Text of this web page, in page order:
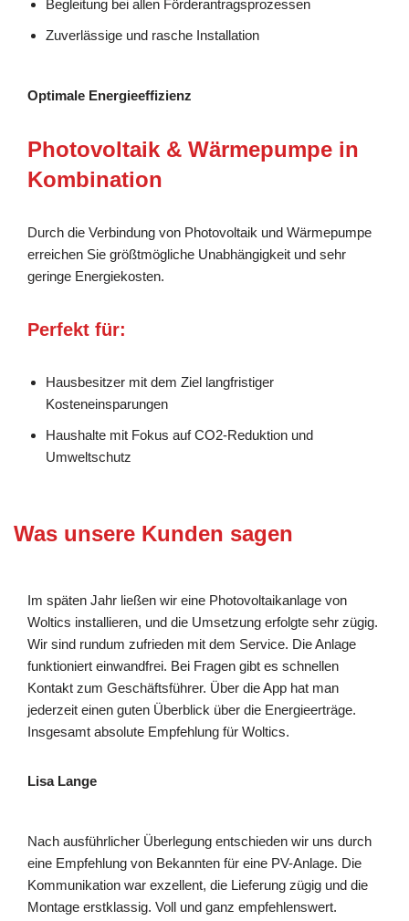
Begleitung bei allen Förderantragsprozessen
Zuverlässige und rasche Installation
Optimale Energieeffizienz
Photovoltaik & Wärmepumpe in
Kombination
Durch die Verbindung von Photovoltaik und Wärmepumpe
erreichen Sie größtmögliche Unabhängigkeit und sehr
geringe Energiekosten.
Perfekt für:
Hausbesitzer mit dem Ziel langfristiger
Kosteneinsparungen
Haushalte mit Fokus auf CO2-Reduktion und
Umweltschutz
Was unsere Kunden sagen
Im späten Jahr ließen wir eine Photovoltaikanlage von
Woltics installieren, und die Umsetzung erfolgte sehr zügig.
Wir sind rundum zufrieden mit dem Service. Die Anlage
funktioniert einwandfrei. Bei Fragen gibt es schnellen
Kontakt zum Geschäftsführer. Über die App hat man
jederzeit einen guten Überblick über die Energieerträge.
Insgesamt absolute Empfehlung für Woltics.
Lisa Lange
Nach ausführlicher Überlegung entschieden wir uns durch
eine Empfehlung von Bekannten für eine PV-Anlage. Die
Kommunikation war exzellent, die Lieferung zügig und die
Montage erstklassig. Voll und ganz empfehlenswert.